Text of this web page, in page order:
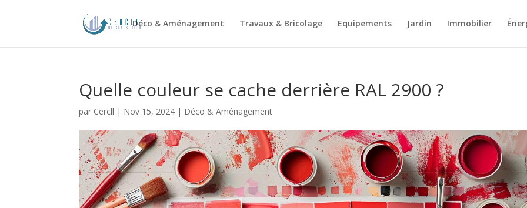
Déco & Aménagement Travaux & Bricolage Equipements Jardin Immobilier
Quelle couleur se cache derrière RAL 2900 ?
par Cercll | Nov 15, 2024 | Déco & Aménagement